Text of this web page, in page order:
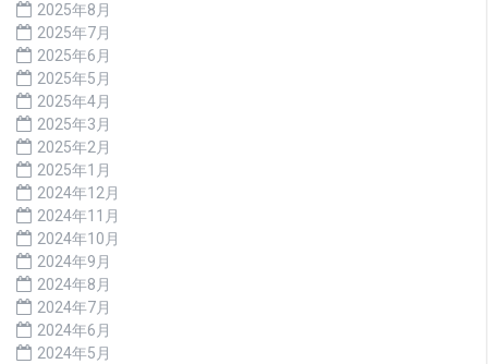
2025年8月
2025年7月
2025年6月
2025年5月
2025年4月
2025年3月
2025年2月
2025年1月
2024年12月
2024年11月
2024年10月
2024年9月
2024年8月
2024年7月
2024年6月
2024年5月